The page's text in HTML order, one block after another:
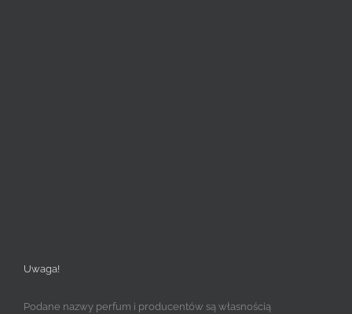
Uwaga!
Podane nazwy perfum i producentów są własnością